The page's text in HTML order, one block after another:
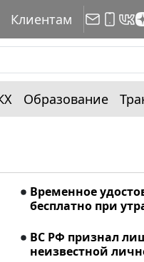
Клиентам
Образование
Временное
бесплатно при
ВС РФ признал
неизвестной